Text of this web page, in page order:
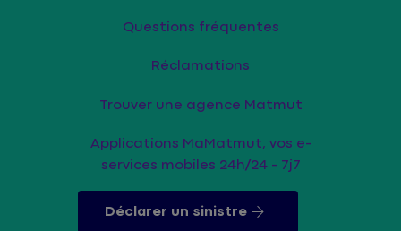
Questions fréquentes
Réclamations
Trouver une agence Matmut
Applications MaMatmut, vos e-
services mobiles 24h/24 - 7j7
Déclarer un sinistre